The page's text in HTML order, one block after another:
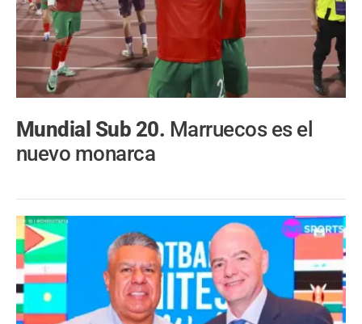
Mundial Sub 20. Marruecos es el
nuevo monarca